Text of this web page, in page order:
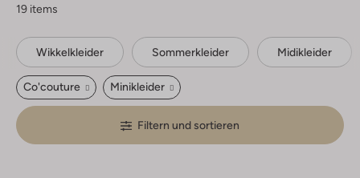
19 items
Wikkelkleider Sommerkleider Midikleider
Co'couture Minikleider
Filtern und sortieren